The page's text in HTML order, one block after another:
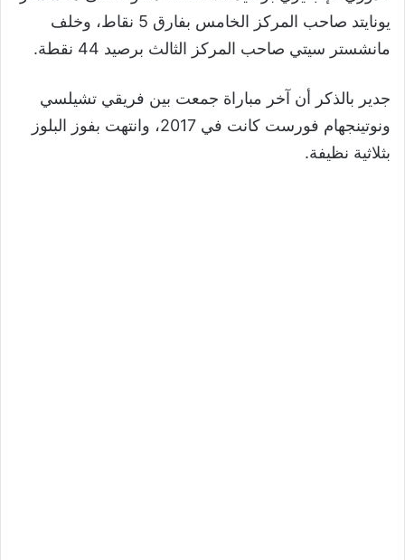
يونايتد صاحب المركز الخامس بفارق 5 نقاط، وخلف
مانشستر سيتي صاحب المركز الثالث برصيد 44 نقطة.
جدير بالذكر أن آخر مباراة جمعت بين فريقي تشيلسي
ونوتينجهام فورست كانت في 2017، وانتهت بفوز البلوز
بثلاثية نظيفة.